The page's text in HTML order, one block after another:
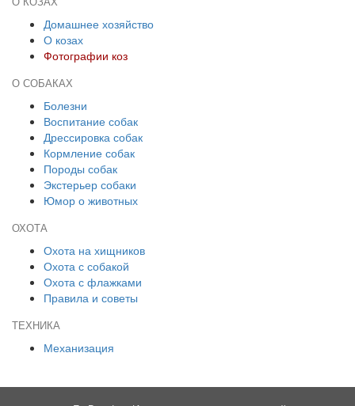
О КОЗАХ
Домашнее хозяйство
О козах
Фотографии коз
О СОБАКАХ
Болезни
Воспитание собак
Дрессировка собак
Кормление собак
Породы собак
Экстерьер собаки
Юмор о животных
ОХОТА
Охота на хищников
Охота с собакой
Охота с флажками
Правила и советы
ТЕХНИКА
Механизация